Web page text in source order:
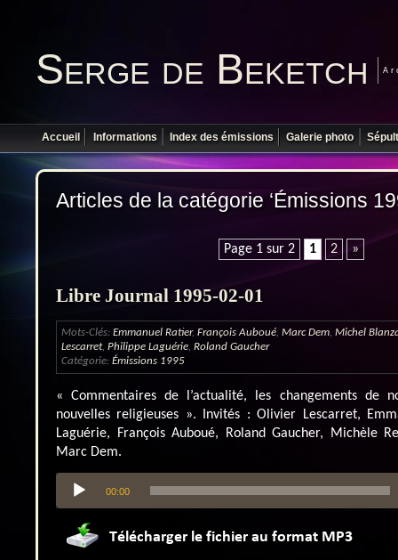
Serge de Beketch
Accueil Informations Index des émissions Galerie photo
Articles de la catégorie ‘Émissions
Page 1 sur 2 1 2 »
Libre Journal 1995-02-01
Mots-Clés: Emmanuel Ratier, François Auboué Marc Dem Michel
Lescarret, Philippe Laguérie Roland Gaucher
Catégorie: Émissions 1995
« Commentaires de l’actualité, les changements de
nouvelles religieuses ». Invités : Olivier Lescarret,
Laguérie, François Auboué, Roland Gaucher, Michèle
Marc Dem.
Lecteur
audio
00:00